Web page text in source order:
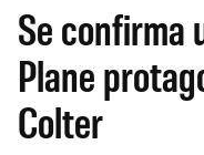
Se confirma
Plane
Colter